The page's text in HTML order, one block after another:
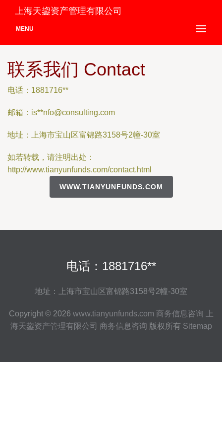
上海天鋆资产管理有限公司
MENU
联系我们 Contact
电话：1881716**
邮箱：is**nfo@consulting.com
地址：上海市宝山区富锦路3158号2幢-30室
如若转载，请注明出处：
http://www.tianyunfunds.com/contact.html
WWW.TIANYUNFUNDS.COM
电话：1881716**
地址：上海市宝山区富锦路3158号2幢-30室
Copyright © 2026 www.tianyunfunds.com 商务信息咨询
上
海天鋆资产管理有限公司 商务信息咨询 版权所有 Sitemap